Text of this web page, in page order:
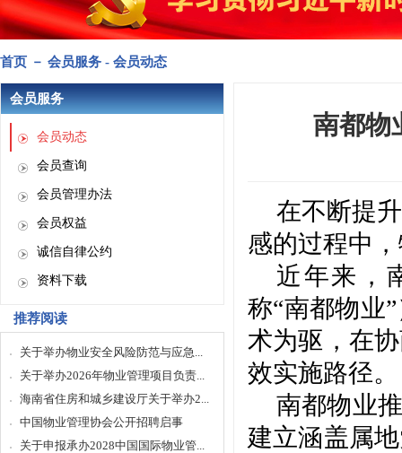
首页 － 会员服务 - 会员动态
会员服务
会员动态
会员查询
会员管理办法
会员权益
诚信自律公约
资料下载
推荐阅读
关于举办物业安全风险防范与应急...
关于举办2026年物业管理项目负责...
海南省住房和城乡建设厅关于举办2...
中国物业管理协会公开招聘启事
关于申报承办2028中国国际物业管...
南都物
在不断提
感的过程中
近年来，
称“南都物业
术为驱，在
效实施路径。
南都物业
建立涵盖属